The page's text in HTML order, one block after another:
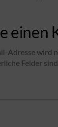
einen
Adresse wird
Felder